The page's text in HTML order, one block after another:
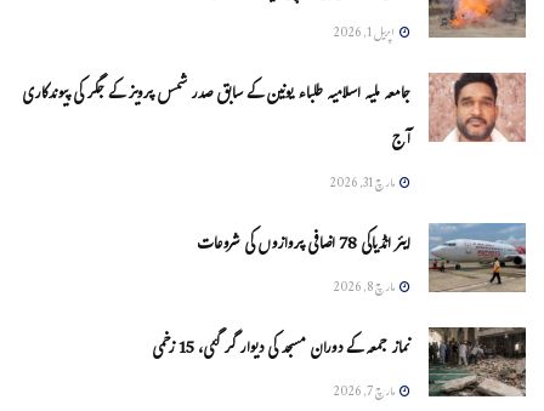
اپریل 1, 2026
جامعہ ملیہ اسلامیہ طلباء یونین کے سابق صدر شمس پرویز کے جگر کی پیوندکاری
آج
مارچ 31, 2026
ایئر انڈیاکی 78 اضافی پروازوں کی شروعات
مارچ 8, 2026
نماز جمعہ کے دوران مسجد کی دیوار گر گئی، 15 زخمی
مارچ 7, 2026